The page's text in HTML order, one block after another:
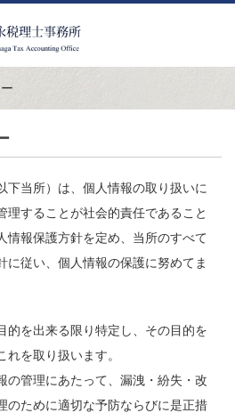
下当所）は、個人情報の取り扱いに
理することが社会的責任であること
情報保護方針を定め、当所のすべて
に従い、個人情報の保護に努めてま
的を出来る限り特定し、その目的を
を取り扱います。
の管理にあたって、漏洩・紛失・改
のために適切な予防ならびに是正措